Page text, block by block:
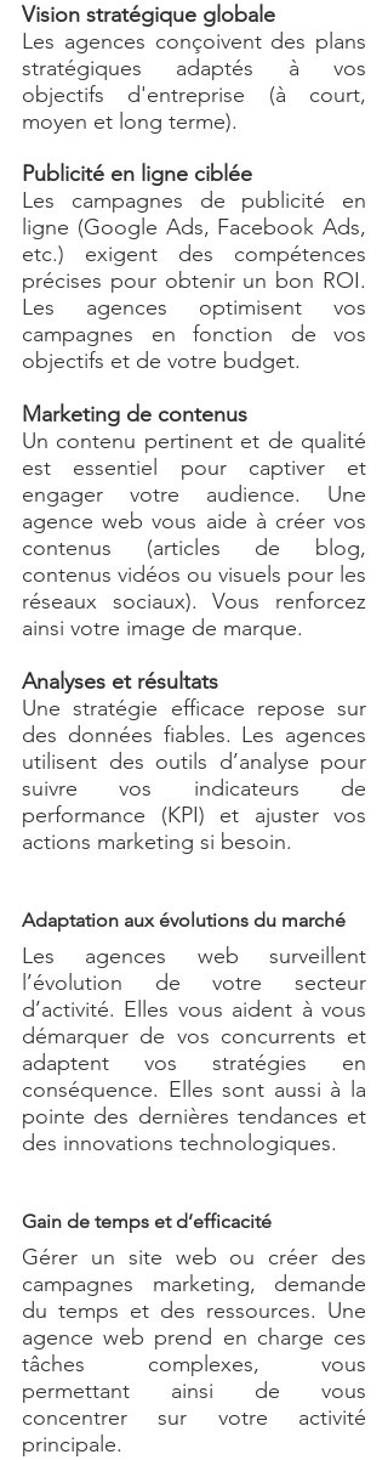
Vision stratégique globale
Les agences conçoivent des plans
stratégiques adaptés à vos
objectifs d'entreprise (à court,
moyen et long terme).
Publicité en ligne ciblée
Les campagnes de publicité en
ligne (Google Ads, Facebook Ads,
etc.) exigent des compétences
précises pour obtenir un bon ROI.
Les agences optimisent vos
campagnes en fonction de vos
objectifs et de votre budget.
Marketing de contenus
Un contenu pertinent et de qualité
est essentiel pour captiver et
engager votre audience. Une
agence web vous aide à créer vos
contenus (articles de blog,
contenus vidéos ou visuels pour les
réseaux sociaux). Vous renforcez
ainsi votre image de marque.
Analyses et résultats
Une stratégie efficace repose sur
des données fiables. Les agences
utilisent des outils d’analyse pour
suivre vos indicateurs de
performance (KPI) et ajuster vos
actions marketing si besoin.
Adaptation aux évolutions du marché
Les agences web surveillent
l’évolution de votre secteur
d’activité. Elles vous aident à vous
démarquer de vos concurrents et
adaptent vos stratégies en
conséquence. Elles sont aussi à la
pointe des dernières tendances et
des innovations technologiques.
Gain de temps et d’efficacité
Gérer un site web ou créer des
campagnes marketing, demande
du temps et des ressources. Une
agence web prend en charge ces
tâches complexes, vous
permettant ainsi de vous
concentrer sur votre activité
principale.